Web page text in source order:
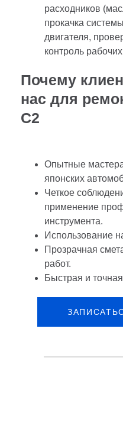
расходников
прокачка
двигателя,
контроль
Почему
нас для
C2
Опытные
японских
Четкое
применение
инструмента.
Использование
Прозрачная
работ.
Быстрая и